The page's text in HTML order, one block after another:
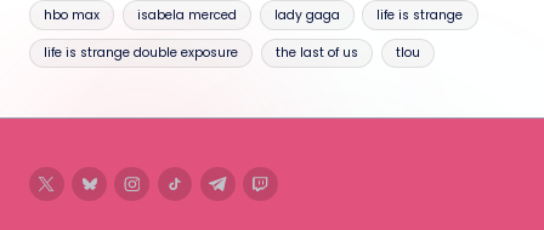
hbo max isabela merced lady gaga life is strange
life is strange double exposure the last of us tlou
twitterblueskyinstagram
tiktoktelegram
twitch